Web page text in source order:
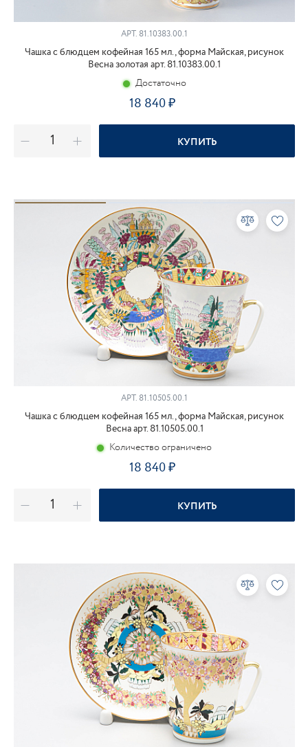
АРТ. 81.10383.00.1
Чашка с блюдцем кофейная 165 мл., форма Майская, рисунок
Весна золотая арт. 81.10383.00.1
Достаточно
18 840
КУПИТЬ
АРТ. 81.10505.00.1
Чашка с блюдцем кофейная 165 мл., форма Майская, рисунок
Весна арт. 81.10505.00.1
Количество ограничено
18 840
КУПИТЬ